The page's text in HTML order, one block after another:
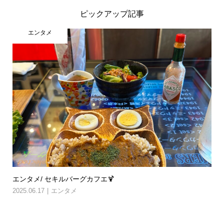
ピックアップ記事
エンタメ
エンタメ/ セキルバーグカフエ🍹
2025.06.17 エンタメ